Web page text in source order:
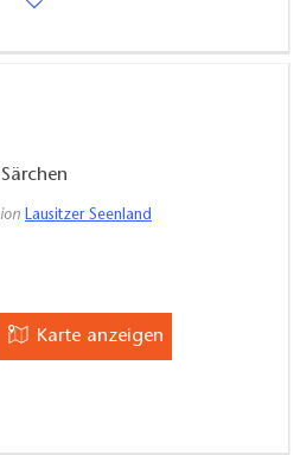
Lausitzer Seenland
Karte anzeigen